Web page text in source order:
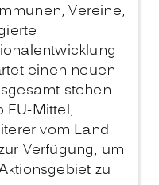
Vereine,
einen neuen
stehen
EU-Mittel,
vom Land
Verfügung, um
zu